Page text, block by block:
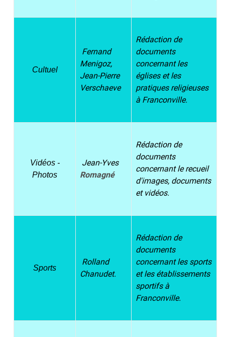
Cultuel
Fernand
Menigoz,
Jean-Pierre
Verschaeve
Rédaction de
documents
concernant les
églises et les
pratiques religieuses
à Franconville.
Vidéos -
Photos
Jean-Yves
Romagné
Rédaction de
documents
concernant le recueil
d'images, documents
et vidéos.
Sports
Rolland
Chanudet.
Rédaction de
documents
concernant les sports
et les établissements
sportifs à
Franconville.